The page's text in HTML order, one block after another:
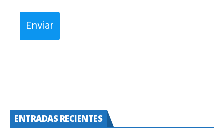
Enviar
ENTRADAS RECIENTES